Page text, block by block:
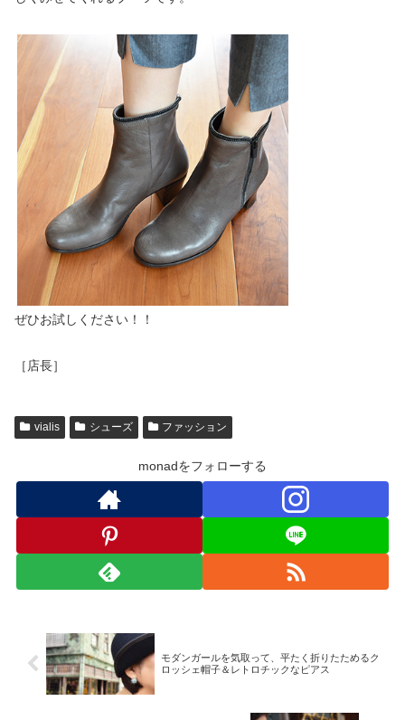
ぜひお試しください！！
［店長］
vialis シューズ ファッション
monadをフォローする
モダンガールを気取って、平たく折りたためるク
ロッシェ帽子＆レトロチックなピアス